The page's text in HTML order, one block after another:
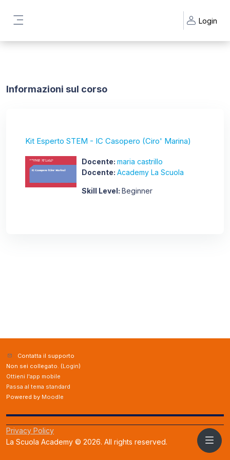
Login
Informazioni sul corso
Kit Esperto STEM - IC Casopero (Ciro' Marina)
Docente: maria castrillo
Docente: Academy La Scuola
Skill Level: Beginner
Contatta il supporto
Non sei collegato. (Login)
Ottieni l'app mobile
Passa al tema standard
Powered by Moodle
Privacy Policy
La Scuola Academy © 2026. All rights reserved.